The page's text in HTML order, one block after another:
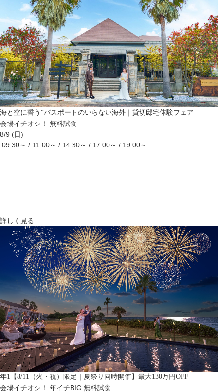
海と空に誓う“パスポートのいらない海外｜貸切邸宅体験フェア
会場イチオシ！
無料試食
8/9 (日)
09:30～ / 11:00～ / 14:30～ / 17:00～ / 19:00～
詳しく見る
年1【8/11（火・祝）限定｜夏祭り同時開催】最大130万円OFF
会場イチオシ！ 年イチBIG 無料試食